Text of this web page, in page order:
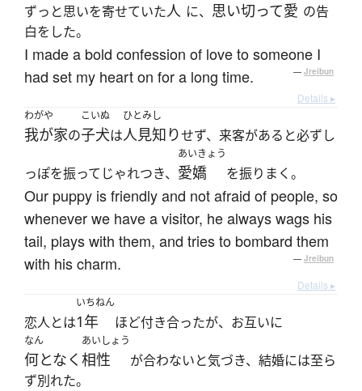
ずっと思いを寄せていた人 に、 思い切って愛 の告
白をした。
I made a bold confession of love to someone I
had set my heart on for a long time.
— Jreibun
Details ▸
わがや
我が家の
こいぬ
子犬は
ひとみし
人見知りせず、来客があると必ずし
っぽを振ってじゃれつき、
あいきょう
愛嬌 を振りまく。
Our puppy is friendly and not afraid of people, so
whenever we have a visitor, he always wags his
tail, plays with them, and tries to bombard them
with his charm.
— Jreibun
Details ▸
恋人とは
いちねん
1年 ほど付き合ったが、お互いに
なん
何となく
あいしょう
相性
が合わないと気づき、結婚には至ら
ず別れた。